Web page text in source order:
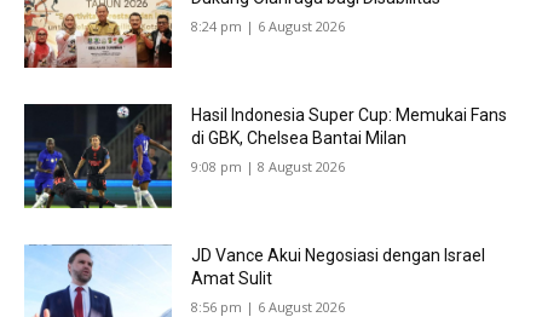
8:24 pm | 6 August 2026
Hasil Indonesia Super Cup: Memukai Fans
di GBK, Chelsea Bantai Milan
9:08 pm | 8 August 2026
JD Vance Akui Negosiasi dengan Israel
Amat Sulit
8:56 pm | 6 August 2026